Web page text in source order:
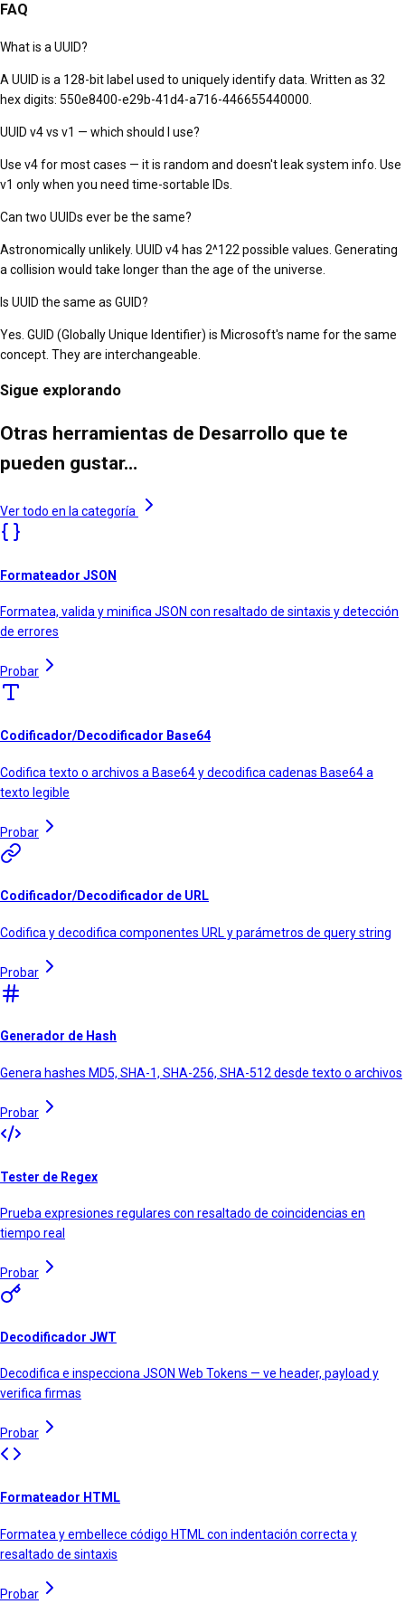
FAQ
What is a UUID?
A UUID is a 128-bit label used to uniquely identify data. Written as 32
hex digits: 550e8400-e29b-41d4-a716-446655440000.
UUID v4 vs v1 — which should I use?
Use v4 for most cases — it is random and doesn't leak system info. Use
v1 only when you need time-sortable IDs.
Can two UUIDs ever be the same?
Astronomically unlikely. UUID v4 has 2^122 possible values. Generating
a collision would take longer than the age of the universe.
Is UUID the same as GUID?
Yes. GUID (Globally Unique Identifier) is Microsoft's name for the same
concept. They are interchangeable.
Sigue explorando
Otras herramientas de Desarrollo que te
pueden gustar…
Ver todo en la categoría
Formateador JSON
Formatea, valida y minifica JSON con resaltado de sintaxis y detección
de errores
Probar
Codificador/Decodificador Base64
Codifica texto o archivos a Base64 y decodifica cadenas Base64 a
texto legible
Probar
Codificador/Decodificador de URL
Codifica y decodifica componentes URL y parámetros de query string
Probar
Generador de Hash
Genera hashes MD5, SHA-1, SHA-256, SHA-512 desde texto o archivos
Probar
Tester de Regex
Prueba expresiones regulares con resaltado de coincidencias en
tiempo real
Probar
Decodificador JWT
Decodifica e inspecciona JSON Web Tokens — ve header, payload y
verifica firmas
Probar
Formateador HTML
Formatea y embellece código HTML con indentación correcta y
resaltado de sintaxis
Probar